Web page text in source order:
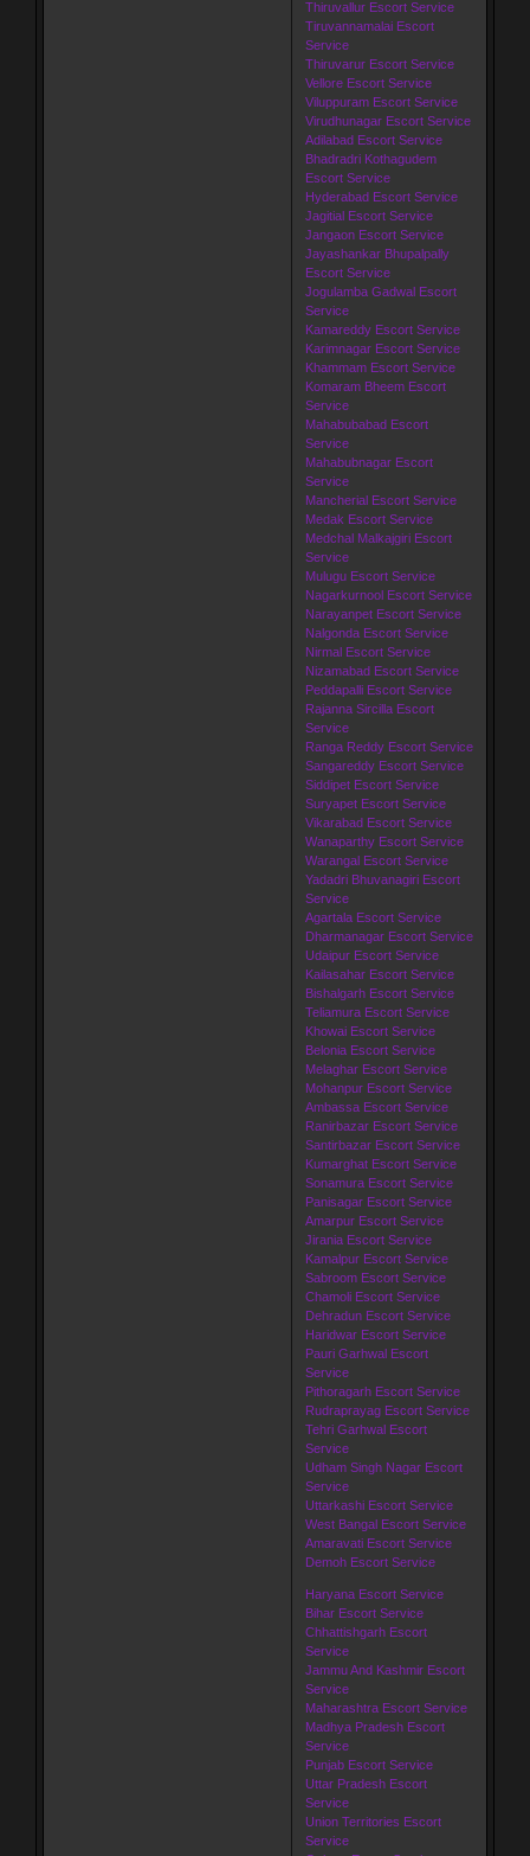
Thiruvallur Escort Service
Tiruvannamalai Escort
Service
Thiruvarur Escort Service
Vellore Escort Service
Viluppuram Escort Service
Virudhunagar Escort Service
Adilabad Escort Service
Bhadradri Kothagudem
Escort Service
Hyderabad Escort Service
Jagitial Escort Service
Jangaon Escort Service
Jayashankar Bhupalpally
Escort Service
Jogulamba Gadwal Escort
Service
Kamareddy Escort Service
Karimnagar Escort Service
Khammam Escort Service
Komaram Bheem Escort
Service
Mahabubabad Escort
Service
Mahabubnagar Escort
Service
Mancherial Escort Service
Medak Escort Service
Medchal Malkajgiri Escort
Service
Mulugu Escort Service
Nagarkurnool Escort Service
Narayanpet Escort Service
Nalgonda Escort Service
Nirmal Escort Service
Nizamabad Escort Service
Peddapalli Escort Service
Rajanna Sircilla Escort
Service
Ranga Reddy Escort Service
Sangareddy Escort Service
Siddipet Escort Service
Suryapet Escort Service
Vikarabad Escort Service
Wanaparthy Escort Service
Warangal Escort Service
Yadadri Bhuvanagiri Escort
Service
Agartala Escort Service
Dharmanagar Escort Service
Udaipur Escort Service
Kailasahar Escort Service
Bishalgarh Escort Service
Teliamura Escort Service
Khowai Escort Service
Belonia Escort Service
Melaghar Escort Service
Mohanpur Escort Service
Ambassa Escort Service
Ranirbazar Escort Service
Santirbazar Escort Service
Kumarghat Escort Service
Sonamura Escort Service
Panisagar Escort Service
Amarpur Escort Service
Jirania Escort Service
Kamalpur Escort Service
Sabroom Escort Service
Chamoli Escort Service
Dehradun Escort Service
Haridwar Escort Service
Pauri Garhwal Escort
Service
Pithoragarh Escort Service
Rudraprayag Escort Service
Tehri Garhwal Escort
Service
Udham Singh Nagar Escort
Service
Uttarkashi Escort Service
West Bangal Escort Service
Amaravati Escort Service
Demoh Escort Service
Haryana Escort Service
Bihar Escort Service
Chhattishgarh Escort
Service
Jammu And Kashmir Escort
Service
Maharashtra Escort Service
Madhya Pradesh Escort
Service
Punjab Escort Service
Uttar Pradesh Escort
Service
Union Territories Escort
Service